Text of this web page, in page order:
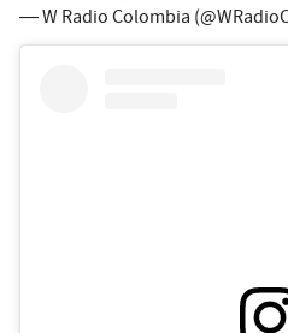
— W Radio Colombia